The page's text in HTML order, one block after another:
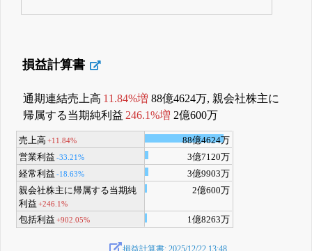
損益計算書
通期連結売上高 11.84%増 88億4624万, 親会社株主に
帰属する当期純利益 246.1%増 2億600万
売上高+11.84%
88億4624万
営業利益 -33.21%
3億7120万
経常利益 -18.63%
3億9903万
親会社株主に帰属する当期純
利益 +246.1%
2億600万
包括利益 +902.05% 1億8263万
損益計算書: 2025/12/22 13:48